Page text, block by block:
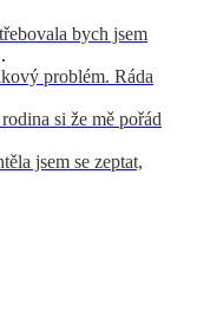
bych jsem
problém. Ráda
si že mě pořád
jsem se zeptat,